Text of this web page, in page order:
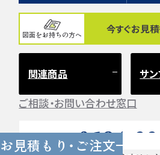
お見積もり・ご注文
図面をお持ちの方へ 今すぐお見
関連商品 サ
ご相談・お問い合わせ窓口
Tel. 0584-